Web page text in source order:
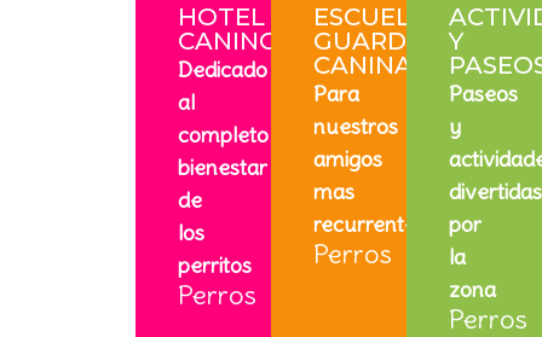
HOTEL
CANINO
Dedicado
al
completo
bienestar
de
los
perritos
Perros
ESCUELA
GUARDERIA
CANINA
Para
nuestros
amigos
mas
recurrentes
Perros
Y
Paseos
y
divertidas
por
la
zona
Perros